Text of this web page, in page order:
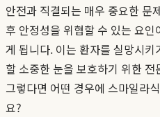
안전과 직결되는 매우 중요한 문
후 안정성을 위협할 수 있는 요
게 됩니다. 이는 환자를 실망시
할 소중한 눈을 보호하기 위한
그렇다면 어떤 경우에 스마일라
요?